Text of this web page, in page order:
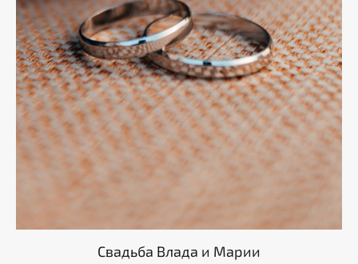
Свадьба Влада и Марии